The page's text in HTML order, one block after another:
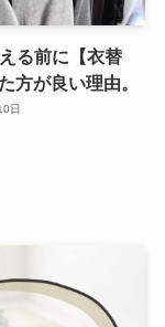
る前に【衣替
方が良い理由。
日